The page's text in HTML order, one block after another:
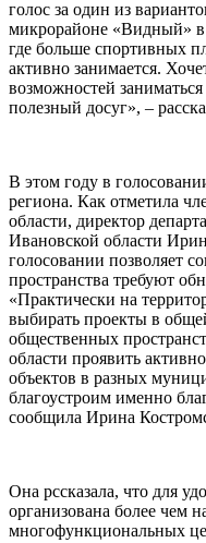
голос за один из
микрорайоне «Видный» в
где больше спортивных
активно занимается.
возможностей
полезный досуг», –
В этом году в
региона. Как отметила
области, директор
Ивановской области
голосовании позволяет
пространства требуют
«Практически на
выбирать проекты в
общественных
области проявить
объектов в разных
благоустроим именно
сообщила Ирина
Она рссказала, что для
организована более чем
многофункциональных